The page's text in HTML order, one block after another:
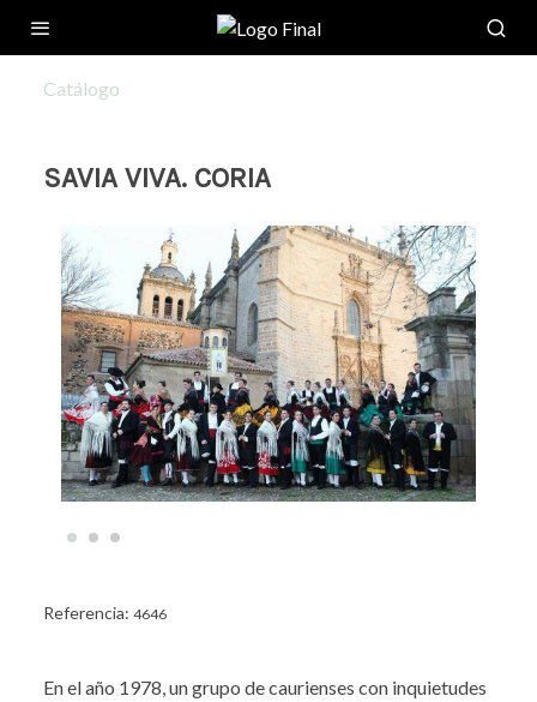
Catálogo
SAVIA VIVA. CORIA
Referencia: 4646
En el año 1978, un grupo de caurienses con inquietudes